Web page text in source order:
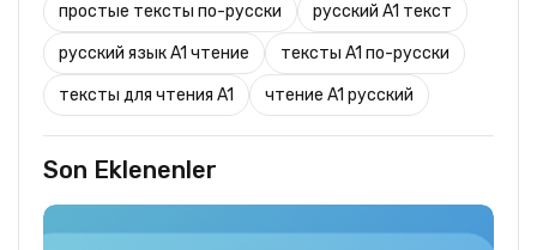
простые тексты по-русски русский A1 текст
русский язык A1 чтение тексты A1 по-русски
тексты для чтения A1 чтение A1 русский
Son Eklenenler